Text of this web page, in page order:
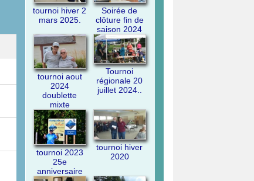
tournoi hiver 2
mars 2025.
Soirée de
clôture fin de
saison 2024
tournoi aout
2024
doublette
mixte
Tournoi
régionale 20
juillet 2024..
tournoi 2023
25e
anniversaire
tournoi hiver
2020